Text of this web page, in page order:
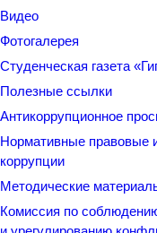
Видео
Фотогалерея
Студенческая газета
Полезные ссылки
Антикоррупционное
Нормативные правовые
коррупции
Методические
Комиссия по